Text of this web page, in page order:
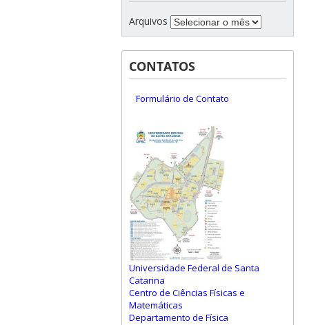
Arquivos
CONTATOS
Formulário de Contato
Universidade Federal de Santa
Catarina
Centro de Ciências Físicas e
Matemáticas
Departamento de Física